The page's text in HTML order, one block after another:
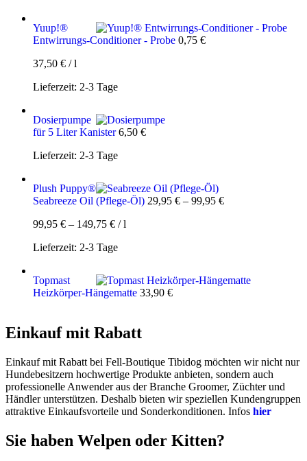
Yuup!®
Entwirrungs-Conditioner - Probe 0,75 €
37,50 € /l
Lieferzeit: 2-3 Tage
Dosierpumpe
für 5 Liter Kanister 6,50 €
Lieferzeit: 2-3 Tage
Plush Puppy®
Seabreeze Oil (Pflege-Öl) 29,95 € – 99,95 €
99,95 € – 149,75 € /l
Lieferzeit: 2-3 Tage
Topmast
Heizkörper-Hängematte 33,90 €
Einkauf mit Rabatt
Einkauf mit Rabatt bei Fell-Boutique Tibidog möchten wir nicht nur
Hundebesitzern hochwertige Produkte anbieten, sondern auch
professionelle Anwender aus der Branche Groomer, Züchter und
Händler unterstützen. Deshalb bieten wir speziellen Kundengruppen
attraktive Einkaufsvorteile und Sonderkonditionen. Infos hier
Sie haben Welpen oder Kitten?